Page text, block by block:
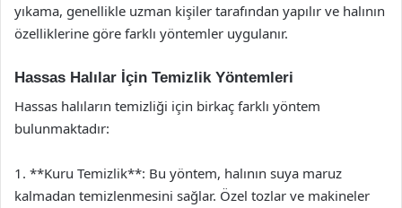
yıkama, genellikle uzman kişiler tarafından yapılır ve halının
özelliklerine göre farklı yöntemler uygulanır.
Hassas Halılar İçin Temizlik Yöntemleri
Hassas halıların temizliği için birkaç farklı yöntem
bulunmaktadır:
1. **Kuru Temizlik**: Bu yöntem, halının suya maruz
kalmadan temizlenmesini sağlar. Özel tozlar ve makineler